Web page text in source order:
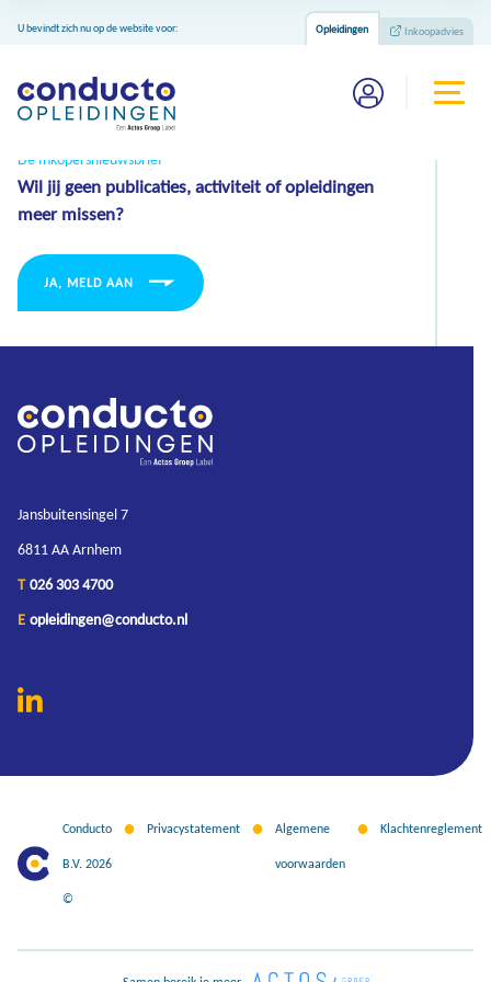
U bevindt zich nu op de website voor: Opleidingen Inkoopadvies
Inkoopadvies
De Inkopersnieuwsbrief
Wil jij geen publicaties, activiteit of opleidingen
meer missen?
JA, MELD AAN
Jansbuitensingel 7
6811 AA Arnhem
T 026 303 4700
E opleidingen@conducto.nl
Conducto
B.V. 2026
©
Privacystatement Algemene
voorwaarden
Klachtenreglement